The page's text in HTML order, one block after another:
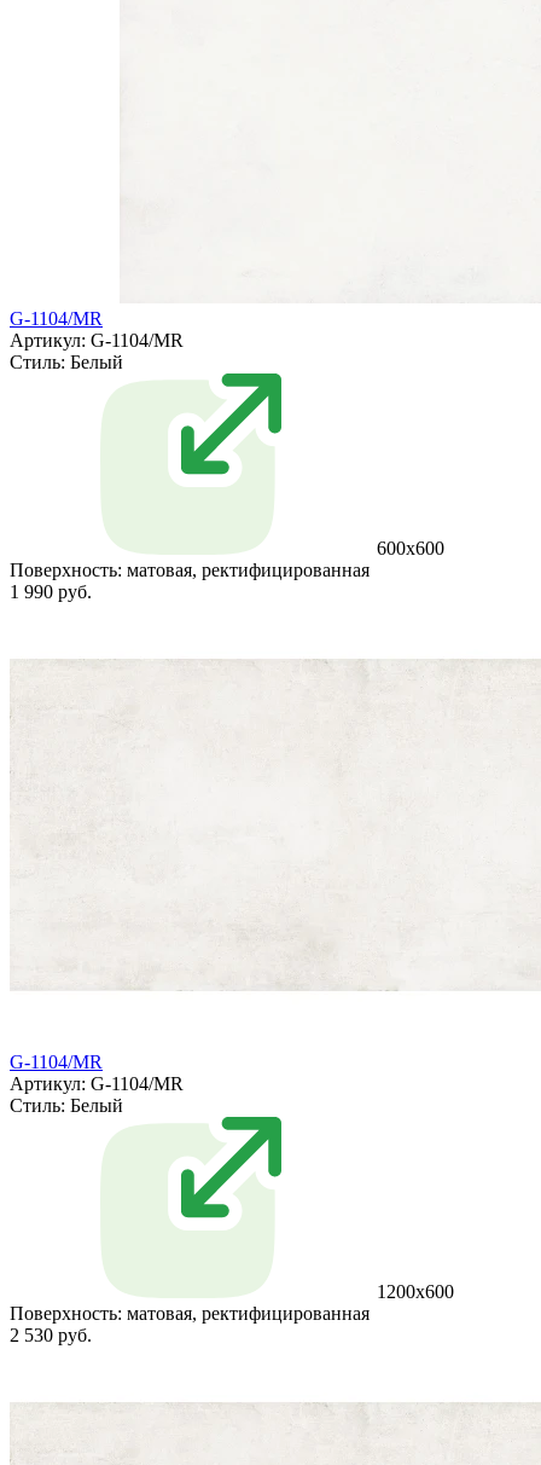
G-1104/MR
Артикул: G-1104/MR
Стиль: Белый
600x600
Поверхность: матовая, ректифицированная
1 990 руб.
G-1104/MR
Артикул: G-1104/MR
Стиль: Белый
1200x600
Поверхность: матовая, ректифицированная
2 530 руб.